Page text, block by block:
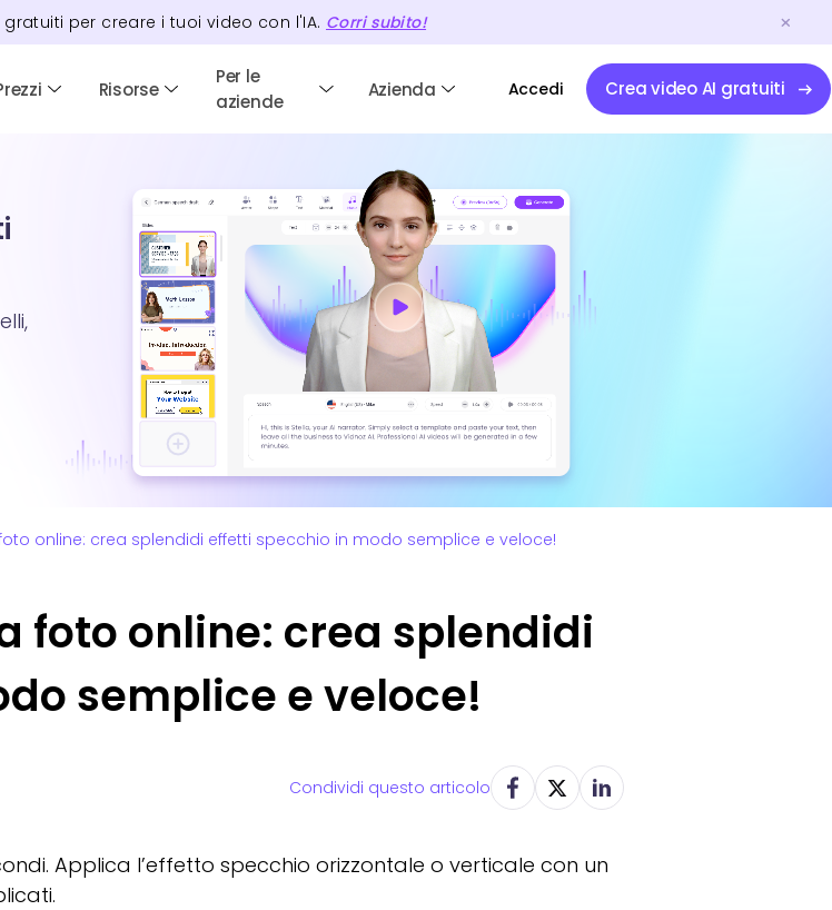
gratuiti per creare i tuoi video con l'IA. Corri subito!
Risorse
Per le
aziende
Azienda Accedi Crea video AI gratuiti
online: crea splendidi effetti specchio in modo semplice e veloce!
foto online: crea splendidi
semplice e veloce!
Condividi questo articolo
Applica l’effetto specchio orizzontale o verticale con un